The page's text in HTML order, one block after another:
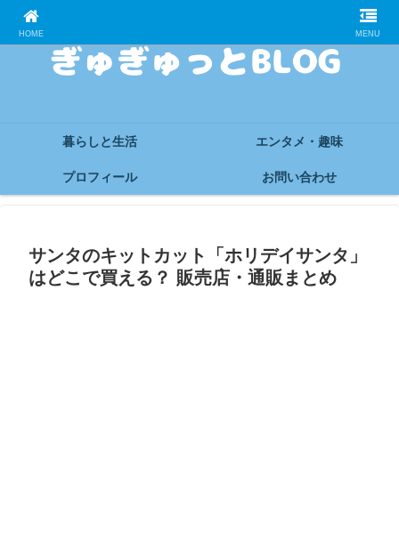
暮らしと生活 エンタメ・趣味
プロフィール お問い合わせ
サンタのキットカット「ホリデイサンタ」
はどこで買える？ 販売店・通販まとめ
HOME MENU